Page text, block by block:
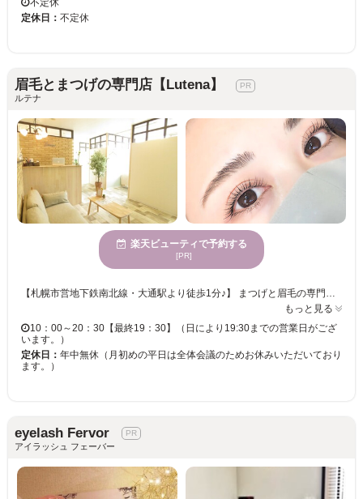
不定休
定休日： 不定休
眉毛とまつげの専門店【Lutena】
ルテナ
楽天ビューティで予約する
[PR]
もっと見る
10：00～20：30【最終19：30】（日により19:30までの営業日がござ
います。）
定休日： 年中無休（月初めの平日は全体会議のためお休みいただいており
ます。）
eyelash Fervor
アイラッシュ フェーバー